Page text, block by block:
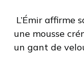
L’Émir affirme
une mousse
un gant de